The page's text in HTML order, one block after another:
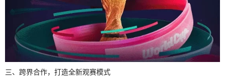
三、跨界合作，打造全新观赛模式